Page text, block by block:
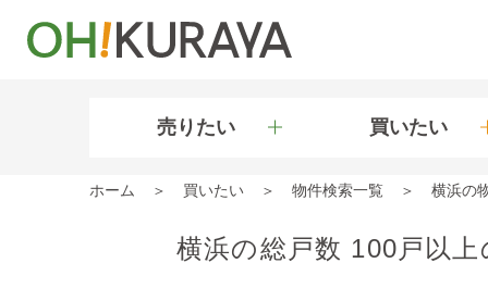
売りたい 買いたい
ホーム 買いたい 物件検索一覧 横浜の
横浜の総戸数 100戸以上